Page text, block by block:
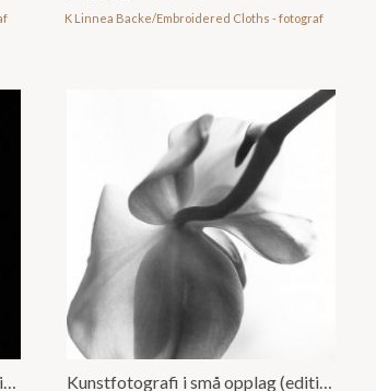
K Linnea Backe/Embroidered Cloths - fotograf
Kunstfotografi i små opplag (editions)